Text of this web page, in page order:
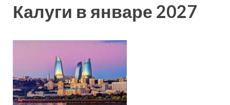
Калуги в январе 2027